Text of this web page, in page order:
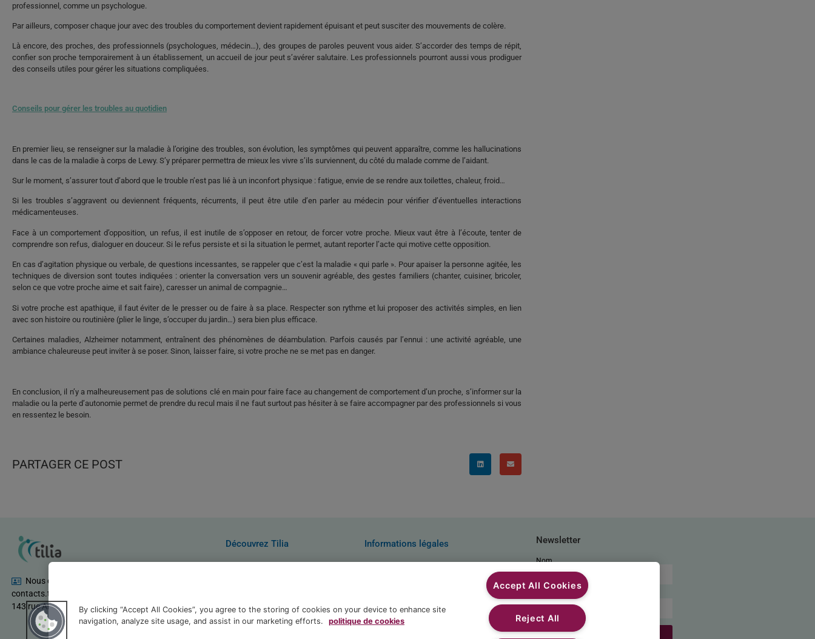
professionnel, comme un psychologue.
Par ailleurs, composer chaque jour avec des troubles du comportement devient rapidement épuisant et peut susciter des mouvements de colère.
Là encore, des proches, des professionnels (psychologues, médecin…), des groupes de paroles peuvent vous aider. S’accorder des temps de répit,
confier son proche temporairement à un établissement, un accueil de jour peut s’avérer salutaire. Les professionnels pourront aussi vous prodiguer
des conseils utiles pour gérer les situations compliquées.
Conseils pour gérer les troubles au quotidien
En premier lieu, se renseigner sur la maladie à l’origine des troubles, son évolution, les symptômes qui peuvent apparaître, comme les hallucinations
dans le cas de la maladie à corps de Lewy. S’y préparer permettra de mieux les vivre s’ils surviennent, du côté du malade comme de l’aidant.
Sur le moment, s’assurer tout d’abord que le trouble n’est pas lié à un inconfort physique : fatigue, envie de se rendre aux toilettes, chaleur, froid…
Si les troubles s’aggravent ou deviennent fréquents, récurrents, il peut être utile d’en parler au médecin pour vérifier d’éventuelles interactions
médicamenteuses.
Face à un comportement d’opposition, un refus, il est inutile de s’opposer en retour, de forcer votre proche. Mieux vaut être à l’écoute, tenter de
comprendre son refus, dialoguer en douceur. Si le refus persiste et si la situation le permet, autant reporter l’acte qui motive cette opposition.
En cas d’agitation physique ou verbale, de questions incessantes, se rappeler que c’est la maladie « qui parle ». Pour apaiser la personne agitée, les
techniques de diversion sont toutes indiquées : orienter la conversation vers un souvenir agréable, des gestes familiers (chanter, cuisiner, bricoler,
selon ce que votre proche aime et sait faire), caresser un animal de compagnie…
Si votre proche est apathique, il faut éviter de le presser ou de faire à sa place. Respecter son rythme et lui proposer des activités simples, en lien
avec son histoire ou routinière (plier le linge, s’occuper du jardin…) sera bien plus efficace.
Certaines maladies, Alzheimer notamment, entraînent des phénomènes de déambulation. Parfois causés par l’ennui : une activité agréable, une
ambiance chaleureuse peut inviter à se poser. Sinon, laisser faire, si votre proche ne se met pas en danger.
En conclusion, il n’y a malheureusement pas de solutions clé en main pour faire face au changement de comportement d’un proche, s’informer sur la
maladie ou la perte d’autonomie permet de prendre du recul mais il ne faut surtout pas hésiter à se faire accompagner par des professionnels si vous
en ressentez le besoin.
PARTAGER CE POST
Nous contacter
contacts.tilia@bnpparibas.com
143 rue Anatole France, 92300 Levallois Perret
Découvrez Tilia Informations légales
Politique de confidentialité
Newsletter
Nom
By clicking “Accept All Cookies”, you agree to the storing of cookies on your device to enhance site
navigation, analyze site usage, and assist in our marketing efforts.
politique de cookies
Accept All Cookies
Reject All